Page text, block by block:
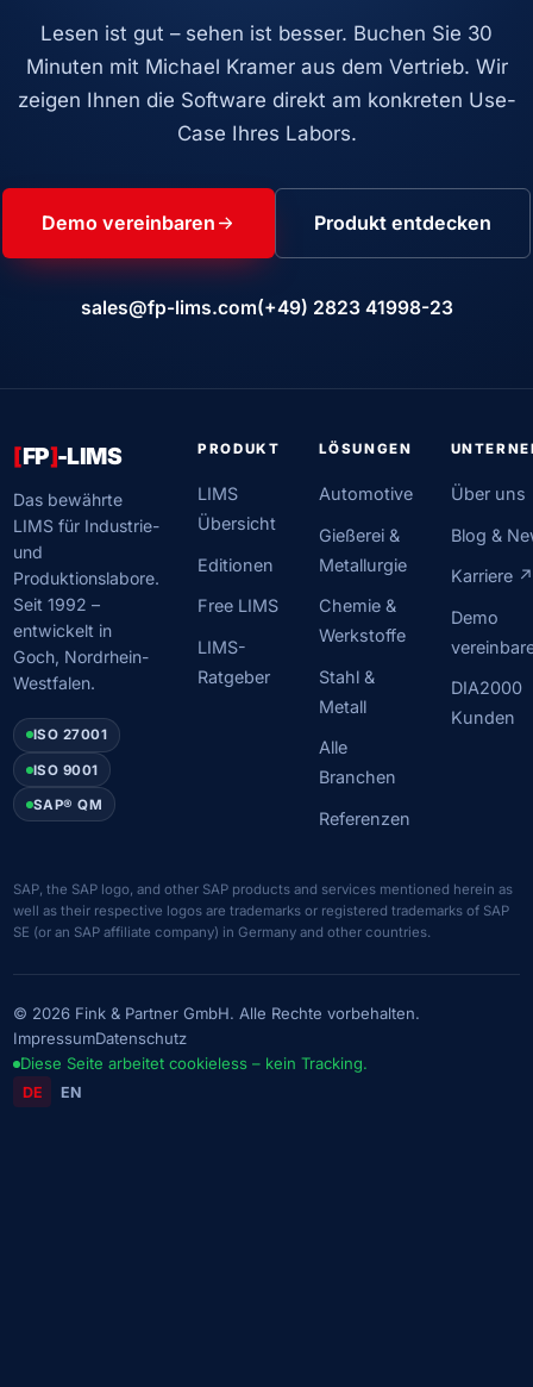
Lesen ist gut – sehen ist besser. Buchen Sie 30
Minuten mit Michael Kramer aus dem Vertrieb. Wir
zeigen Ihnen die Software direkt am konkreten Use-
Case Ihres Labors.
Demo vereinbaren Produkt entdecken
sales@fp-lims.com(+49) 2823 41998-23
[FP]-LIMS
Das bewährte
LIMS für Industrie-
und
Produktionslabore.
Seit 1992 –
entwickelt in
Goch, Nordrhein-
Westfalen.
ISO 27001
ISO 9001
SAP® QM
PRODUKT
LIMS
Übersicht
Editionen
Free LIMS
LIMS-
Ratgeber
LÖSUNGEN
Automotive
Gießerei &
Metallurgie
Chemie &
Werkstoffe
Stahl &
Metall
Alle
Branchen
Referenzen
Über uns
Blog &
Karriere ↗
Demo
DIA2000
Kunden
SAP, the SAP logo, and other SAP products and services mentioned herein as
well as their respective logos are trademarks or registered trademarks of SAP
SE (or an SAP affiliate company) in Germany and other countries.
© 2026 Fink & Partner GmbH. Alle Rechte vorbehalten.
ImpressumDatenschutz
Diese Seite arbeitet cookieless – kein Tracking.
DE EN